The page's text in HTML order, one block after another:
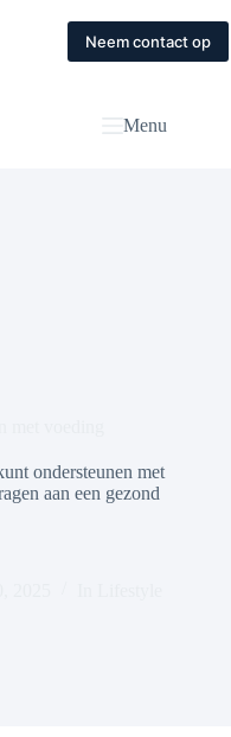
Contact
Neem contact op
Menu
ondersteunen met
aan een gezond